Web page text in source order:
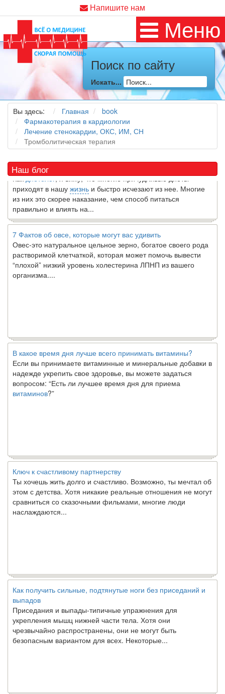
Напишите нам
Меню
Поиск по сайту
Искать...
Вы здесь: Главная
book
Фармакотерапия в кардиологии
Лечение стенокардии, ОКС, ИМ, СН
Тромболитическая терапия
Наш блог
Как я заболел во время локдауна?
Это странная ситуация: вы соблюдали все меры
предосторожности COVID-19 (вы почти все время дома),
но, тем не менее, вы каким-то образом простудились. Вы
можете задаться...
5 причин обратить внимание на средиземноморскую диету
Какдиетолог
приходят в нашужизньи быстро исчезают из нее. Многие
из них это скорее наказание, чем способ питаться
правильно и влиять на...
7 Фактов об овсе, которые могут вас удивить
Овес-это натуральное цельное зерно, богатое своего рода
растворимой клетчаткой, которая может помочь вывести
“плохой” низкий уровень холестерина ЛПНП из вашего
организма....
В какое время дня лучше всего принимать витамины?
Если вы принимаете витаминные и минеральные добавки в
надежде укрепить свое здоровье, вы можете задаться
вопросом: “Есть ли лучшее время дня для приема
витаминов ?”
Ключ к счастливому партнерству
Ты хочешь жить долго и счастливо. Возможно, ты мечтал об
этом с детства. Хотя никакие реальные отношения не могут
сравниться со сказочными фильмами, многие люди
наслаждаются...
Как получить сильные, подтянутые ноги без приседаний и
выпадов
Приседания и выпады-типичные упражнения для
укрепления мышц нижней части тела. Хотя они
чрезвычайно распространены, они не могут быть
безопасным вариантом для всех. Некоторые...